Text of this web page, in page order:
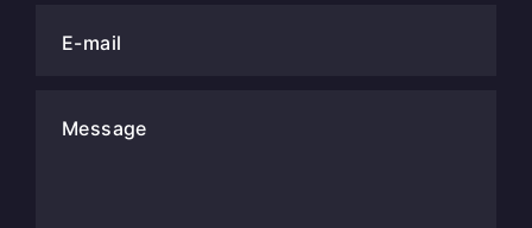
E-mail
Message